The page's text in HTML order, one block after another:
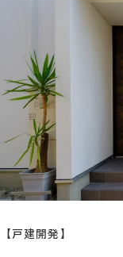
【戸建開発】